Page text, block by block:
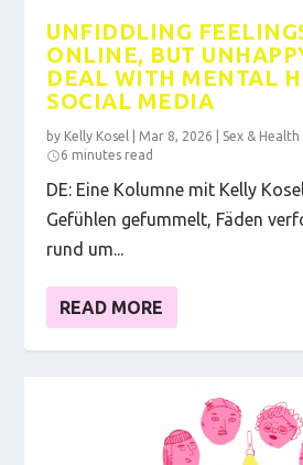
UNFIDDLING
ONLINE, BUT
DEAL WITH MENTAL
SOCIAL MEDIA
by Kelly Kosel Mar 8, 2026 Sex & Health
6 minutes read
DE: Eine Kolumne mit Kelly
Gefühlen gefummelt, Fäden
rund um...
READ MORE